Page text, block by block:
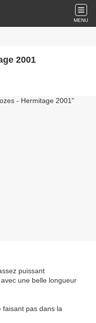
MENU
2001
puissant
une belle longueur
pas dans la